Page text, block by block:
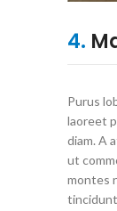
4.
Purus
laoreet
diam. A
ut
montes